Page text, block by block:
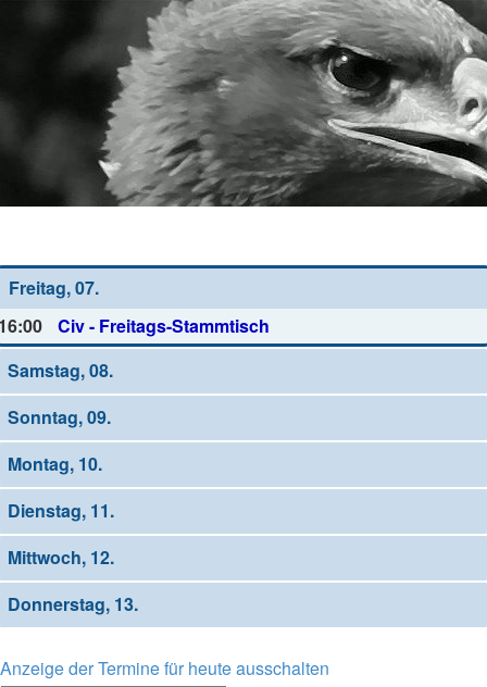
Freitag, 07.
Civ - Freitags-Stammtisch
Samstag, 08.
Sonntag, 09.
Montag, 10.
Dienstag, 11.
Mittwoch, 12.
Donnerstag, 13.
Anzeige der Termine für heute ausschalten